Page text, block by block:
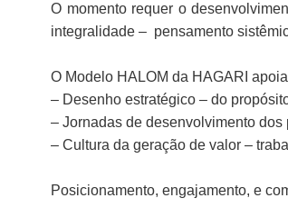
O momento requer o
integralidade – pensamento
O Modelo HALOM da HAGARI
– Desenho estratégico – do
– Jornadas de desenvolvimento
– Cultura da geração de valor –
Posicionamento, engajamento, e